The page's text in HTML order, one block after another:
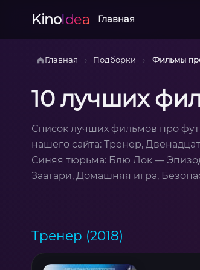
KinoIdea Главная
Главная › Подборки › Фильмы
10 лучших
Список лучших фильмов про
нашего сайта: Тренер,
Синяя тюрьма: Блю Лок —
Заатари, Домашняя игра,
Тренер (2018)